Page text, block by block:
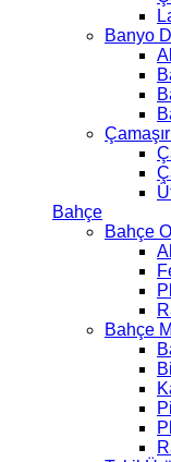
Banyo
Bahçe
Bahçe
Bahçe